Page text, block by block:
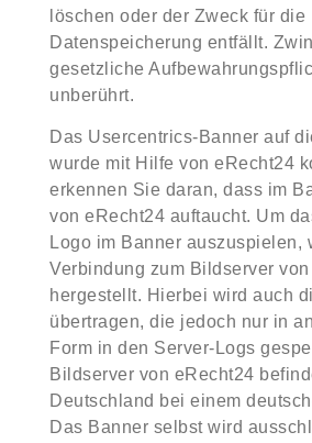
löschen oder der Zweck für die
Datenspeicherung entfällt.
gesetzliche
unberührt.
Das Usercentrics-Banner auf
wurde mit Hilfe von eRecht24
erkennen Sie daran, dass im
von eRecht24 auftaucht. Um
Logo im Banner auszuspielen,
Verbindung zum Bildserver
hergestellt. Hierbei wird auch
übertragen, die jedoch nur in
Form in den Server-Logs
Bildserver von eRecht24
Deutschland bei einem
Das Banner selbst wird